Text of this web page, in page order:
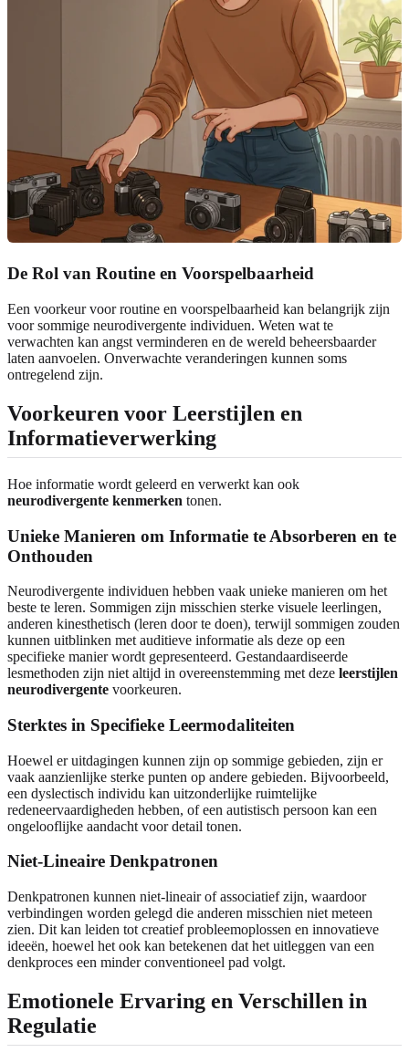
De Rol van Routine en Voorspelbaarheid
Een voorkeur voor routine en voorspelbaarheid kan belangrijk zijn
voor sommige neurodivergente individuen. Weten wat te
verwachten kan angst verminderen en de wereld beheersbaarder
laten aanvoelen. Onverwachte veranderingen kunnen soms
ontregelend zijn.
Voorkeuren voor Leerstijlen en
Informatieverwerking
Hoe informatie wordt geleerd en verwerkt kan ook
neurodivergente kenmerken tonen.
Unieke Manieren om Informatie te Absorberen en te
Onthouden
Neurodivergente individuen hebben vaak unieke manieren om het
beste te leren. Sommigen zijn misschien sterke visuele leerlingen,
anderen kinesthetisch (leren door te doen), terwijl sommigen zouden
kunnen uitblinken met auditieve informatie als deze op een
specifieke manier wordt gepresenteerd. Gestandaardiseerde
lesmethoden zijn niet altijd in overeenstemming met deze leerstijlen
neurodivergente voorkeuren.
Sterktes in Specifieke Leermodaliteiten
Hoewel er uitdagingen kunnen zijn op sommige gebieden, zijn er
vaak aanzienlijke sterke punten op andere gebieden. Bijvoorbeeld,
een dyslectisch individu kan uitzonderlijke ruimtelijke
redeneervaardigheden hebben, of een autistisch persoon kan een
ongelooflijke aandacht voor detail tonen.
Niet-Lineaire Denkpatronen
Denkpatronen kunnen niet-lineair of associatief zijn, waardoor
verbindingen worden gelegd die anderen misschien niet meteen
zien. Dit kan leiden tot creatief probleemoplossen en innovatieve
ideeën, hoewel het ook kan betekenen dat het uitleggen van een
denkproces een minder conventioneel pad volgt.
Emotionele Ervaring en Verschillen in
Regulatie